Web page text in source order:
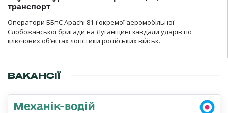
транспорт
Оператори ББпС Apachi 81-ї окремої аеромобільної
Слобожанської бригади на Луганщині завдали ударів по
ключових об’єктах логістики російських військ.
ВАКАНСІЇ
Механік-водій